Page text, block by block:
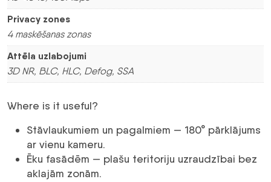
Privacy zones
4 maskēšanas zonas
Attēla uzlabojumi
3D NR, BLC, HLC, Defog, SSA
Where is it useful?
Stāvlaukumiem un pagalmiem — 180° pārklājums
ar vienu kameru.
Ēku fasādēm — plašu teritoriju uzraudzībai bez
aklajām zonām.